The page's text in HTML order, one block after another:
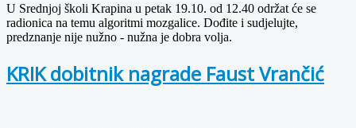
U Srednjoj školi Krapina u petak 19.10. od 12.40 održat će se
radionica na temu algoritmi mozgalice. Dođite i sudjelujte,
predznanje nije nužno - nužna je dobra volja.
KRIK dobitnik nagrade Faust Vrančić